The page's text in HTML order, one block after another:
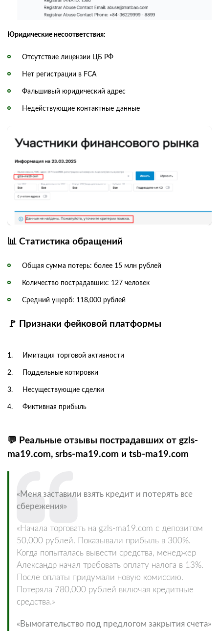
Юридические несоответствия:
Отсутствие лицензии ЦБ РФ
Нет регистрации в FCA
Фальшивый юридический адрес
Недействующие контактные данные
📊 Статистика обращений
Общая сумма потерь: более 15 млн рублей
Количество пострадавших: 127 человек
Средний ущерб: 118,000 рублей
🚩 Признаки фейковой платформы
Имитация торговой активности
Поддельные котировки
Несуществующие сделки
Фиктивная прибыль
💬 Реальные отзывы пострадавших от gzls-
ma19.com, srbs-ma19.com и tsb-ma19.com
«Меня заставили взять кредит и потерять все
сбережения»
«Начала торговать на gzls-ma19.com с депозитом
50,000 рублей. Показывали прибыль в 300%.
Когда попыталась вывести средства, менеджер
Александр начал требовать оплату налога в 13%.
После оплаты придумали новую комиссию.
Потеряла 780,000 рублей включая кредитные
средства.»
«Вымогательство под предлогом закрытия счета»